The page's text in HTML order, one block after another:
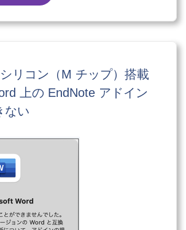
リコン（M チップ）搭載
上の EndNote アドイン
ない